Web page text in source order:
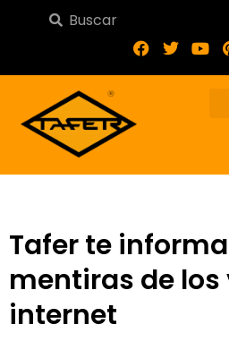
Tafer te
mentiras de los
internet